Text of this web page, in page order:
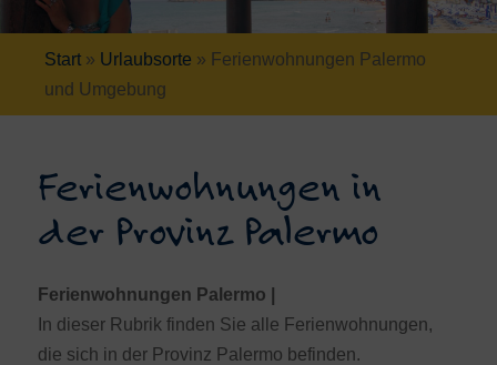
Start » Urlaubsorte » Ferienwohnungen Palermo
und Umgebung
Ferienwohnungen in
der Provinz Palermo
Ferienwohnungen Palermo |
In dieser Rubrik finden Sie alle Ferienwohnungen,
die sich in der Provinz Palermo befinden.